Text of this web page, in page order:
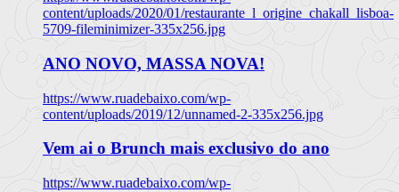
content/uploads/2020/01/restaurante_l_origine_chakall_lisboa-
5709-fileminimizer-335x256.jpg
ANO NOVO, MASSA NOVA!
https://www.ruadebaixo.com/wp-
content/uploads/2019/12/unnamed-2-335x256.jpg
Vem ai o Brunch mais exclusivo do ano
https://www.ruadebaixo.com/wp-